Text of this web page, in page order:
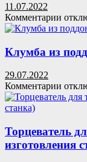
11.07.2022
Комментарии к
пресс
Клумба из
29.07.2022
Комментарии к
Торцеватель
изготовления